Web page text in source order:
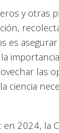
y otras
es
las
ciencia
2024, la